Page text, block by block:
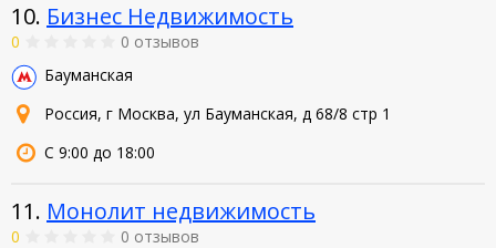
10. Бизнес Недвижимость
0
0 отзывов
Бауманская
Россия, г Москва, ул Бауманская, д 68/8 стр 1
С 9:00 до 18:00
11. Монолит недвижимость
0
0 отзывов